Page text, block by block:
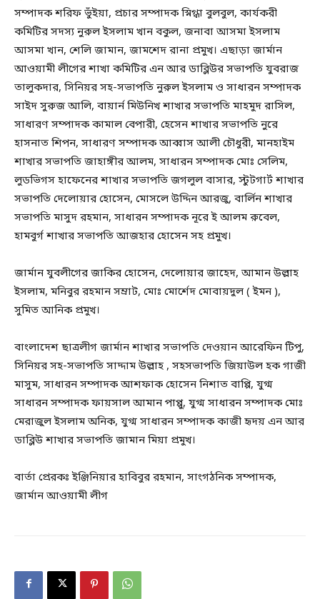
সম্পাদক শরিফ ভুঁইয়া, প্রচার সম্পাদক স্নিগ্ধা বুলবুল, কার্যকরী
কমিটির সদস্য নুরুল ইসলাম খান বকুল, জনাবা আসমা ইসলাম
আসমা খান, শেলি জামান, জামশেদ রানা প্রমুখ। এছাড়া জার্মান
আওয়ামী লীগের শাখা কমিটির এন আর ডাব্লিউর সভাপতি যুবরাজ
তালুকদার, সিনিয়র সহ-সভাপতি নুরুল ইসলাম ও সাধারন সম্পাদক
সাইদ সুরুজ আলি, বায়ার্ন মিউনিখ শাখার সভাপতি মাহমুদ রাসিল,
সাধারণ সম্পাদক কামাল বেপারী, হেসেন শাখার সভাপতি নুরে
হাসনাত শিপন, সাধারণ সম্পাদক আব্বাস আলী চৌধুরী, মানহাইম
শাখার সভাপতি জাহাঙ্গীর আলম, সাধারন সম্পাদক মোঃ সেলিম,
লুডভিগস হাফেনের শাখার সভাপতি জগলুল বাসার, স্টুটগার্ট শাখার
সভাপতি দেলোয়ার হোসেন, মোসলে উদ্দিন আরজু, বার্লিন শাখার
সভাপতি মাসুদ রহমান, সাধারন সম্পাদক নূরে ই আলম রুবেল,
হামবুর্গ শাখার সভাপতি আজহার হোসেন সহ প্রমুখ।
জার্মান যুবলীগের জাকির হোসেন, দেলোয়ার জাহেদ, আমান উল্লাহ
ইসলাম, মনিবুর রহমান সম্রাট, মোঃ মোর্শেদ মোবায়দুল ( ইমন ),
সুমিত আনিক প্রমুখ।
বাংলাদেশ ছাত্রলীগ জার্মান শাখার সভাপতি দেওয়ান আরেফিন টিপু,
সিনিয়র সহ-সভাপতি সাদ্দাম উল্লাহ , সহসভাপতি জিয়াউল হক গাজী
মাসুম, সাধারন সম্পাদক আশফাক হোসেন নিশাত বাপ্পি, যুগ্ম
সাধারন সম্পাদক ফায়সাল আমান পাপ্পু, যুগ্ম সাধারন সম্পাদক মোঃ
মেরাজুল ইসলাম অনিক, যুগ্ম সাধারন সম্পাদক কাজী হৃদয় এন আর
ডাব্লিউ শাখার সভাপতি জামান মিয়া প্রমুখ।
বার্তা প্রেরকঃ ইঞ্জিনিয়ার হাবিবুর রহমান, সাংগঠনিক সম্পাদক,
জার্মান আওয়ামী লীগ